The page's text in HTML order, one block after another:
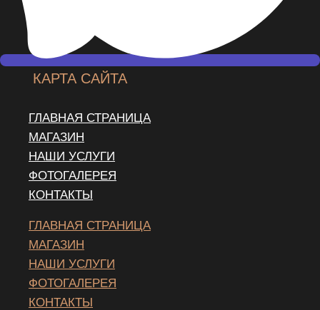
КАРТА САЙТА
ГЛАВНАЯ СТРАНИЦА
МАГАЗИН
НАШИ УСЛУГИ
ФОТОГАЛЕРЕЯ
КОНТАКТЫ
ГЛАВНАЯ СТРАНИЦА
МАГАЗИН
НАШИ УСЛУГИ
ФОТОГАЛЕРЕЯ
КОНТАКТЫ